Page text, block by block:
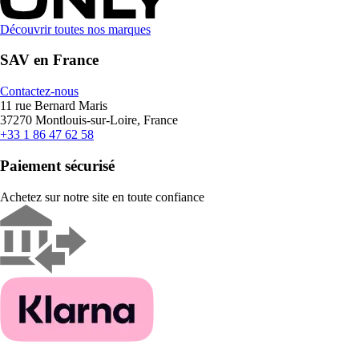
Découvrir toutes nos marques
SAV en France
Contactez-nous
11 rue Bernard Maris
37270 Montlouis-sur-Loire, France
+33 1 86 47 62 58
Paiement sécurisé
Achetez sur notre site en toute confiance